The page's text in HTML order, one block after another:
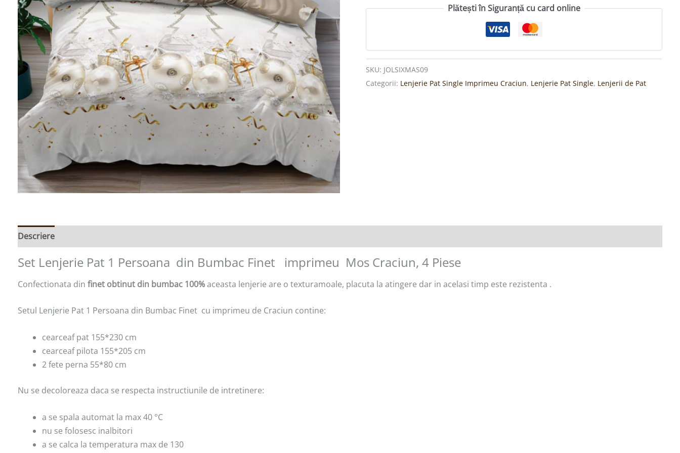
Plătești în Siguranță cu card online
SKU: JOLSIXMAS09
Categorii: Lenjerie Pat Single Imprimeu Craciun, Lenjerie Pat Single, Lenjerii de Pat
Descriere
Set Lenjerie Pat 1 Persoana din Bumbac Finet imprimeu Mos Craciun, 4 Piese
Confectionata din finet obtinut din bumbac 100%aceasta lenjerie are o texturamoale, placuta la atingere dar in acelasi timp este rezistenta .
Setul Lenjerie Pat 1 Persoana din Bumbac Finet cu imprimeu de Craciun contine:
cearceaf pat 155*230 cm
cearceaf pilota 155*205 cm
2 fete perna 55*80 cm
Nu se decoloreaza daca se respecta instructiunile de intretinere:
a se spala automat la max 40 °C
nu se folosesc inalbitori
a se calca la temperatura max de 130